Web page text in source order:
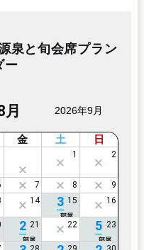
泉と旬会席プラン
ー
2026年9月
金 土 日
3
2
5